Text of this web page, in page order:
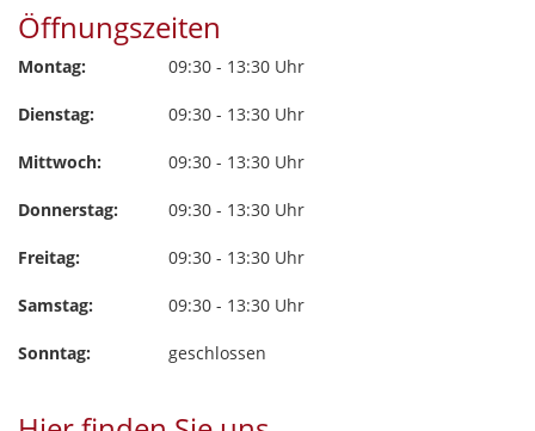
Öffnungszeiten
Montag: 09:30 - 13:30 Uhr
Dienstag: 09:30 - 13:30 Uhr
Mittwoch: 09:30 - 13:30 Uhr
Donnerstag: 09:30 - 13:30 Uhr
Freitag: 09:30 - 13:30 Uhr
Samstag: 09:30 - 13:30 Uhr
Sonntag: geschlossen